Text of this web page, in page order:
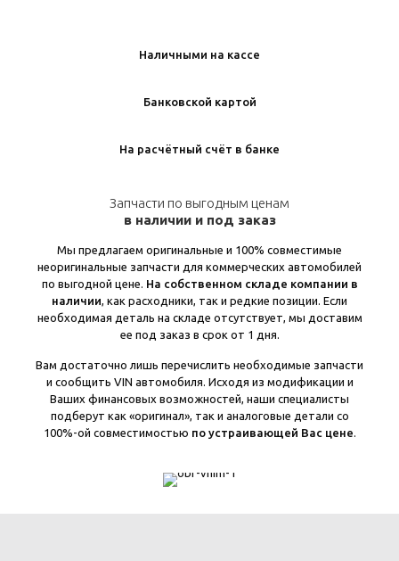
Наличными на кассе
Банковской картой
На расчётный счёт в банке
Запчасти по выгодным ценам
в наличии и под заказ
Мы предлагаем оригинальные и 100% совместимые
неоригинальные запчасти для коммерческих автомобилей
по выгодной цене. На собственном складе компании в
наличии , как расходники, так и редкие позиции. Если
необходимая деталь на складе отсутствует, мы доставим
ее под заказ в срок от 1 дня.
Вам достаточно лишь перечислить необходимые запчасти
и сообщить VIN автомобиля. Исходя из модификации и
Ваших финансовых возможностей, наши специалисты
подберут как «оригинал», так и аналоговые детали со
100%-ой совместимостью по устраивающей Вас цене